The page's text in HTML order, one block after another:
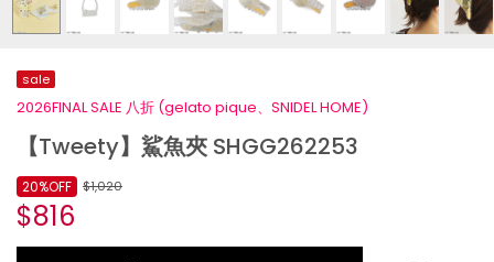
sale
2026FINAL SALE 八折 (gelato pique、SNIDEL HOME)
【Tweety】鯊魚夾 SHGG262253
$1,020
$816
20%OFF